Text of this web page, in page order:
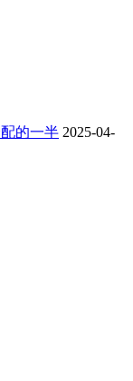
的一半 2025-04-